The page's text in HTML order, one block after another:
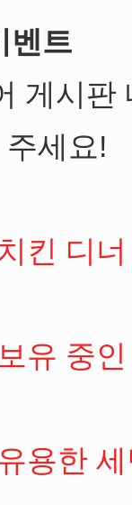
벤트
게시판
주세요!
킨 디
보유 중
용한